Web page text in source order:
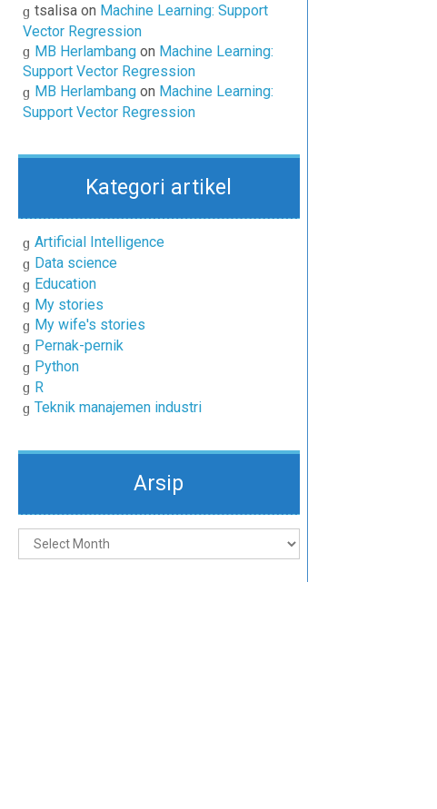
tsalisa on Machine Learning: Support
Vector Regression
MB Herlambang on Machine Learning:
Support Vector Regression
MB Herlambang on Machine Learning:
Support Vector Regression
Kategori artikel
Artificial Intelligence
Data science
Education
My stories
My wife's stories
Pernak-pernik
Python
R
Teknik manajemen industri
Arsip
Arsip